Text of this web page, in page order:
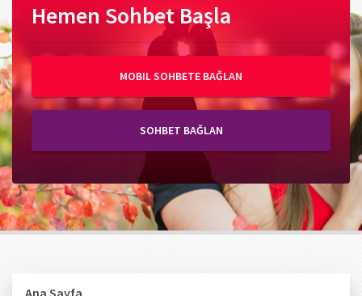
Hemen Sohbet Başla
MOBIL SOHBETE BAĞLAN
SOHBET BAĞLAN
Ana Sayfa